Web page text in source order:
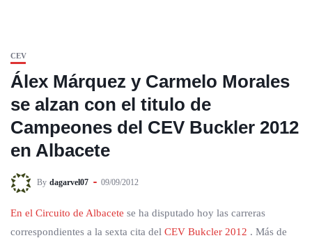
CEV
Álex Márquez y Carmelo Morales
se alzan con el titulo de
Campeones del CEV Buckler 2012
en Albacete
By dagarvel07 09/09/2012
En el Circuito de Albacete se ha disputado hoy las carreras
correspondientes a la sexta cita del CEV Bukcler 2012 . Más de